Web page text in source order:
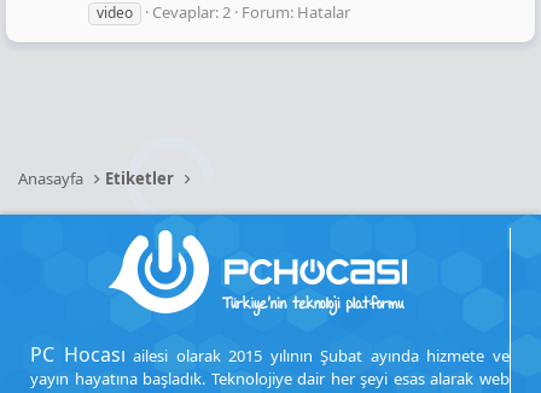
video
Cevaplar: 2 Forum: Hatalar
Anasayfa Etiketler
PC Hocası ailesi olarak 2015 yılının Şubat ayında hizmete ve
yayın hayatına başladık. Teknolojiye dair her şeyi esas alarak web